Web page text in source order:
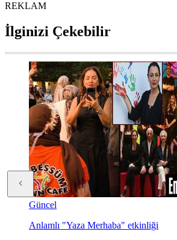
REKLAM
İlginizi Çekebilir
Güncel
Anlamlı "Yaza Merhaba" etkinliği